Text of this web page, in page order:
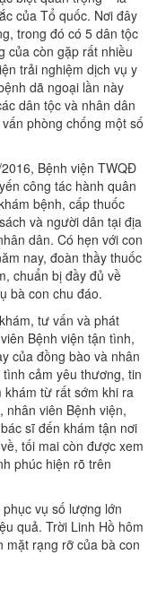
của Tổ quốc. Nơi đây
trong đó có 5 dân tộc
của còn gặp rất nhiều
trải nghiệm dịch vụ y
dã ngoại lần này
dân tộc và nhân dân
phòng chống một số
Bệnh viện TWQĐ
công tác hành quân
bệnh, cấp thuốc
và người dân tại địa
dân. Có hẹn với con
nay, đoàn thầy thuốc
chuẩn bị đầy đủ về
bà con chu đáo.
tư vấn và phát
Bệnh viện tận tình,
của đồng bào và nhân
cảm yêu thương, tin
khám từ rất sớm khi ra
nhân viên Bệnh viện,
sĩ đến khám tận nơi
tối mai còn được xem
phúc hiện rõ trên
vụ số lượng lớn
quả. Trời Linh Hồ hôm
mặt rạng rỡ của bà con